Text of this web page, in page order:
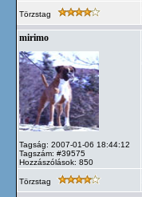
Törzstag
mirimo
Tagság: 2007-01-06 18:44:12
Tagszám: #39575
Hozzászólások: 850
Törzstag